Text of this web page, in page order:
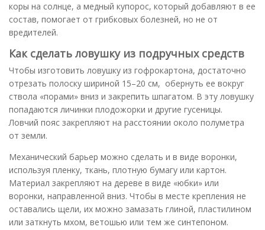
коры на солнце, а медный купорос, который добавляют в ее
состав, помогает от грибковых болезней, но не от
вредителей.
Как сделать ловушку из подручных средств
Чтобы изготовить ловушку из гофрокартона, достаточно
отрезать полоску шириной 15–20 см, обернуть ее вокруг
ствола «порами» вниз и закрепить шпагатом. В эту ловушку
попадаются личинки плодожорки и другие гусеницы.
Ловчий пояс закрепляют на расстоянии около полуметра
от земли.
Механический барьер можно сделать и в виде воронки,
используя пленку, ткань, плотную бумагу или картон.
Материал закрепляют на дереве в виде «юбки» или
воронки, направленной вниз. Чтобы в месте крепления не
оставались щели, их можно замазать глиной, пластилином
или заткнуть мхом, ветошью или тем же синтепоном.